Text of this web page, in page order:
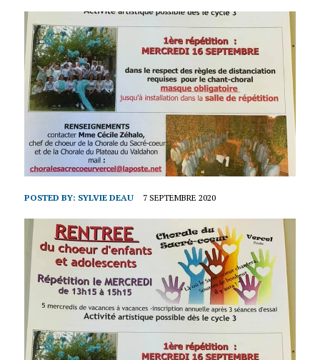
POSTED BY: SYLVIE DEAU 7 SEPTEMBRE 2020